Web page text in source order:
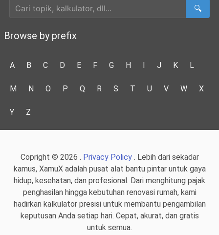
🔍
Browse by prefix
A B C D E F G H I J K L
M N O P Q R S T U V W X
Y Z
Copright © 2026 . Privacy Policy. Lebih dari sekadar
kamus, XamuX adalah pusat alat bantu pintar untuk gaya
hidup, kesehatan, dan profesional. Dari menghitung pajak
penghasilan hingga kebutuhan renovasi rumah, kami
hadirkan kalkulator presisi untuk membantu pengambilan
keputusan Anda setiap hari. Cepat, akurat, dan gratis
untuk semua.